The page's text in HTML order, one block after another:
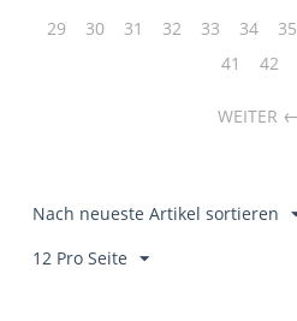
29 30 31 32 33 34 35
41
42
WEITER
Nach neueste Artikel sortieren
12 Pro Seite